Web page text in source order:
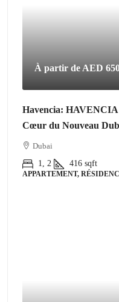
À partir de AED
Havencia: HAVENCIA
Cœur du Nouveau
Dubai
1, 2
416 sqft
APPARTEMENT,